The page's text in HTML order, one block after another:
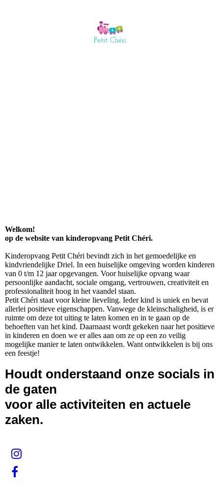
Welkom!
op de website van kinderopvang Petit Chéri.
Kinderopvang Petit Chéri bevindt zich in het gemoedelijke en
kindvriendelijke Driel. In een huiselijke omgeving worden kinderen
van 0 t/m 12 jaar opgevangen. Voor huiselijke opvang waar
persoonlijke aandacht, sociale omgang, vertrouwen, creativiteit en
professionaliteit hoog in het vaandel staan.
Petit Chéri staat voor kleine lieveling. Ieder kind is uniek en bevat
allerlei positieve eigenschappen. Vanwege de kleinschaligheid, is er
ruimte om deze tot uiting te laten komen en in te gaan op de
behoeften van het kind. Daarnaast wordt gekeken naar het positieve
in kinderen en doen we er alles aan om ze op een zo veilig
mogelijke manier te laten ontwikkelen. Want ontwikkelen is bij ons
een feestje!
Houdt onderstaand onze socials in
de gaten
voor alle activiteiten en actuele
zaken.